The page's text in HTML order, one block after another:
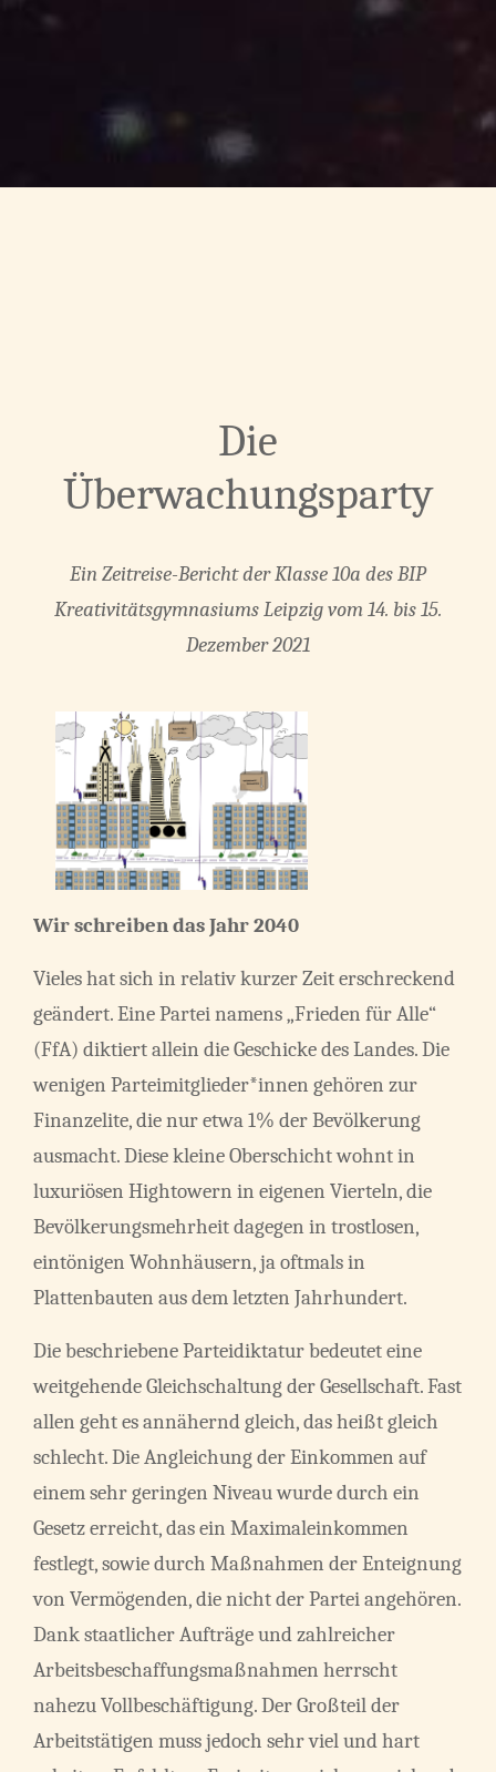
Die
Überwachungsparty
Ein Zeitreise-Bericht der Klasse 10a des BIP
Kreativitätsgymnasiums Leipzig vom 14. bis 15.
Dezember 2021
Wir schreiben das Jahr 2040
Vieles hat sich in relativ kurzer Zeit erschreckend
geändert. Eine Partei namens „Frieden für Alle“
(FfA) diktiert allein die Geschicke des Landes. Die
wenigen Parteimitglieder*innen gehören zur
Finanzelite, die nur etwa 1% der Bevölkerung
ausmacht. Diese kleine Oberschicht wohnt in
luxuriösen Hightowern in eigenen Vierteln, die
Bevölkerungsmehrheit dagegen in trostlosen,
eintönigen Wohnhäusern, ja oftmals in
Plattenbauten aus dem letzten Jahrhundert.
Die beschriebene Parteidiktatur bedeutet eine
weitgehende Gleichschaltung der Gesellschaft. Fast
allen geht es annähernd gleich, das heißt gleich
schlecht. Die Angleichung der Einkommen auf
einem sehr geringen Niveau wurde durch ein
Gesetz erreicht, das ein Maximaleinkommen
festlegt, sowie durch Maßnahmen der Enteignung
von Vermögenden, die nicht der Partei angehören.
Dank staatlicher Aufträge und zahlreicher
Arbeitsbeschaffungsmaßnahmen herrscht
nahezu Vollbeschäftigung. Der Großteil der
Arbeitstätigen muss jedoch sehr viel und hart